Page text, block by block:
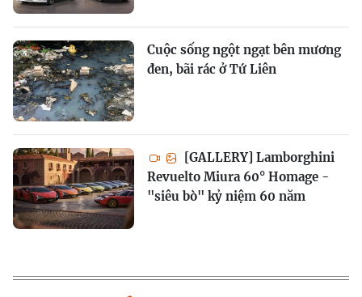
Cuộc sống ngột ngạt bên mương
đen, bãi rác ở Tứ Liên
[GALLERY] Lamborghini
Revuelto Miura 60° Homage -
"siêu bò" kỷ niệm 60 năm